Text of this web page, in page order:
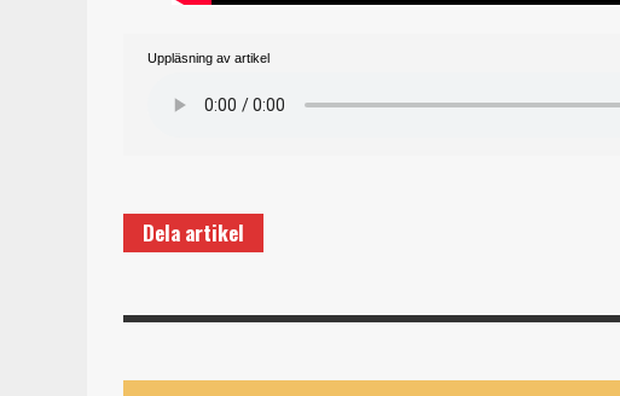
Uppläsning av artikel
Dela artikel